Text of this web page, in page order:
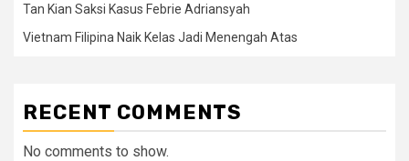
Tan Kian Saksi Kasus Febrie Adriansyah
Vietnam Filipina Naik Kelas Jadi Menengah Atas
RECENT COMMENTS
No comments to show.